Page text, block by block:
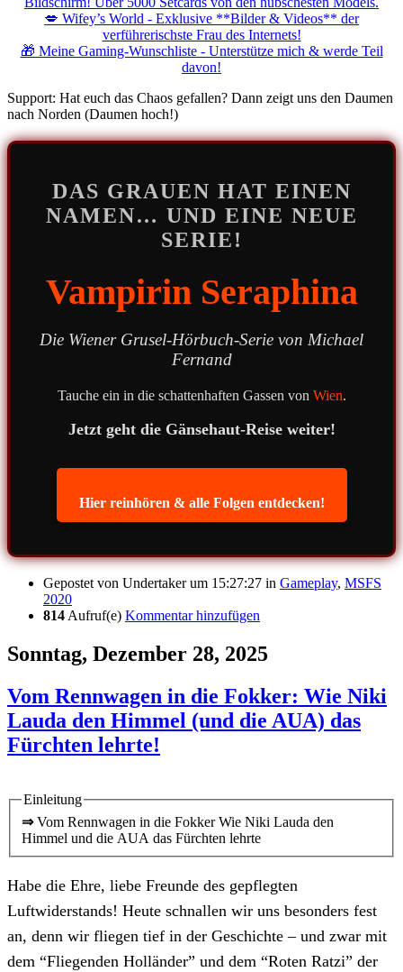
💋 Wifey’s World - Exklusive **Bilder & Videos** der
verführerischste Frau des Internets!
🎁 Meine Gaming-Wunschliste - Unterstütze mich & werde Teil
davon!
Support: Hat euch das Chaos gefallen? Dann zeigt uns den Daumen
nach Norden (Daumen hoch!)
DAS GRAUEN HAT EINEN
NAMEN… UND EINE NEUE
SERIE!
Vampirin Seraphina
Die Wiener Grusel-Hörbuch-Serie von Michael
Fernand
Tauche ein in die schattenhaften Gassen von Wien.
Jetzt geht die Gänsehaut-Reise weiter!
Hier reinhören & alle Folgen entdecken!
Gepostet von Undertakerum 15:27:27 in Gameplay, MSFS
2020
814Aufruf(e) Kommentar hinzufügen
Sonntag, Dezember 28, 2025
Vom Rennwagen in die Fokker: Wie Niki
Lauda den Himmel (und die AUA) das
Fürchten lehrte!
Einleitung
⇒Vom Rennwagen in die Fokker Wie Niki Lauda den
Himmel und die AUA das Fürchten lehrte
Habe die Ehre, liebe Freunde des gepflegten
Luftwiderstands! Heute schnallen wir uns besonders fest
an, denn wir fliegen tief in der Geschichte – und zwar mit
dem “Fliegenden Holländer” und dem “Roten Ratzi” der